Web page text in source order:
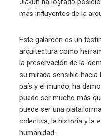
Jiakun ha logrado
más influyentes de la
Este galardón es un
arquitectura como
la preservación de la
su mirada sensible
país y el mundo, ha
puede ser mucho más
puede ser una
colectiva, la historia y la
humanidad.